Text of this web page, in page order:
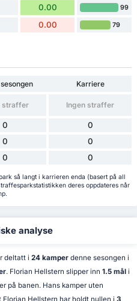
0.00 99
0.00 79
Karriere
straffer Ingen straffer
0 0
0 0
0 0
så langt i karrieren enda (basert på all
deres oppdateres når
analyse
deltatt i 24 kamperdenne sesongen i
. Florian Hellstern slipper inn 1.5 måli
på banen. Hans kamper uten
Florian Hellstern har holdt nullen i 3